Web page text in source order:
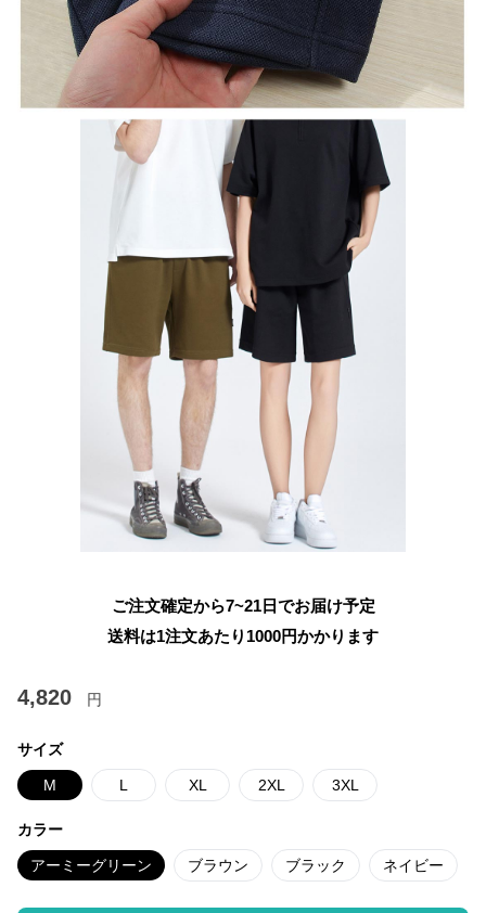
ご注文確定から7~21日でお届け予定
送料は1注文あたり 1000円かかります
4,820 円
サイズ
M L XL 2XL 3XL
カラー
アーミーグリーン ブラウン ブラック ネイビー